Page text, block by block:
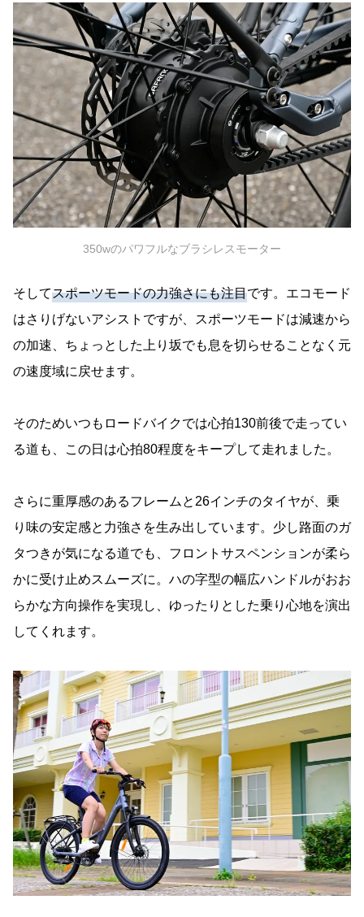
350wのパワフルなブラシレスモーター
そしてスポーツモードの力強さにも注目です。エコモード
はさりげないアシストですが、スポーツモードは減速から
の加速、ちょっとした上り坂でも息を切らせることなく元
の速度域に戻せます。
そのためいつもロードバイクでは心拍130前後で走ってい
る道も、この日は心拍80程度をキープして走れました。
さらに重厚感のあるフレームと26インチのタイヤが、乗
り味の安定感と力強さを生み出しています。少し路面のガ
タつきが気になる道でも、フロントサスペンションが柔ら
かに受け止めスムーズに。ハの字型の幅広ハンドルがおお
らかな方向操作を実現し、ゆったりとした乗り心地を演出
してくれます。